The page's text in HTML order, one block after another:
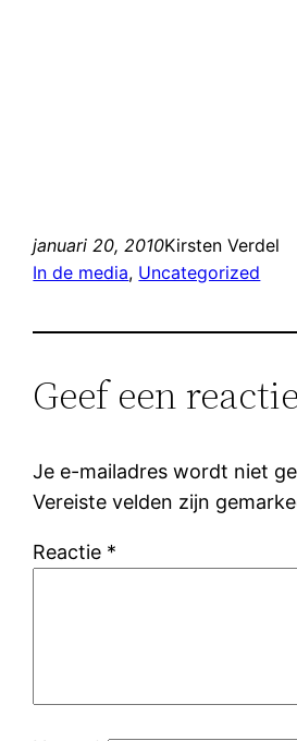
januari 20, 2010Kirsten Verdel
In de media, Uncategorized
Geef een reactie
Je e-mailadres wordt niet
Vereiste velden zijn
Reactie *